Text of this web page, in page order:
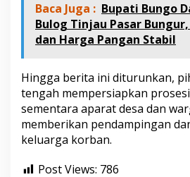
Baca Juga : Bupati Bungo
Bulog Tinjau Pasar
dan Harga Pangan Stabil
Hingga berita ini diturunkan,
tengah mempersiapkan
sementara aparat desa dan
memberikan pendampingan
keluarga korban.
Post Views: 786